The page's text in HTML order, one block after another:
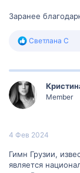
Заранее
Р
к
и
и
:
Светлана С
Member
4 Фев 2024
Гимн Грузии,
является